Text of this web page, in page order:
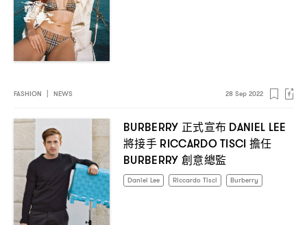
FASHION NEWS 28 Sep 2022
BURBERRY 正式宣布 DANIEL LEE
將接手RICCARDO TISCI擔任
BURBERRY 創意總監
Daniel Lee Riccardo Tisci Burberry